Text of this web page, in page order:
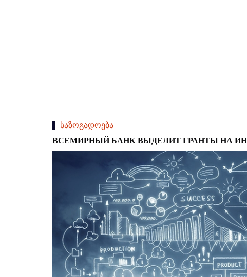
საზოგადოება
ВСЕМИРНЫЙ БАНК ВЫДЕЛИТ ГРАНТЫ НА